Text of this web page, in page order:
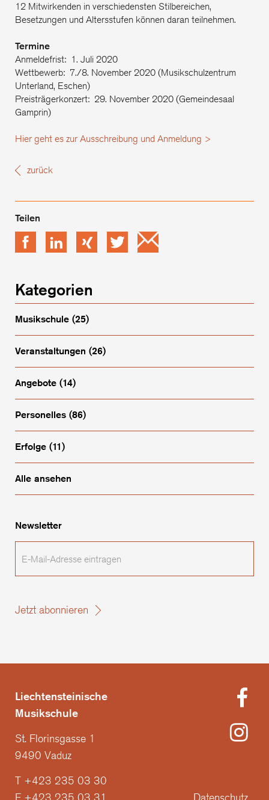
12 Mitwirkenden in verschiedensten Stilbereichen,
Besetzungen und Altersstufen können daran teilnehmen.
Termine
Anmeldefrist: 1. Juli 2020
Wettbewerb: 7./8. November 2020 (Musikschulzentrum
Unterland, Eschen)
Preisträgerkonzert: 29. November 2020 (Gemeindesaal
Gamprin)
Hier geht es zur Ausschreibung und Anmeldung >
zurück
Facebook LinkedIn xing Twitter
Kategorien
Musikschule (25)
Veranstaltungen (26)
Angebote (14)
Personelles (86)
Erfolge (11)
Alle ansehen
Newsletter
Mail-
Adresse
Jetzt abonnieren
Liechtensteinische
Musikschule
St. Florinsgasse 1
9490 Vaduz
T +423 235 03 30
F +423 235 03 31
Datenschutz